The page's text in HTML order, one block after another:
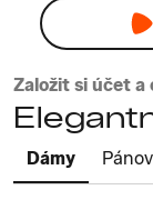
Založit si účet a
Dámy